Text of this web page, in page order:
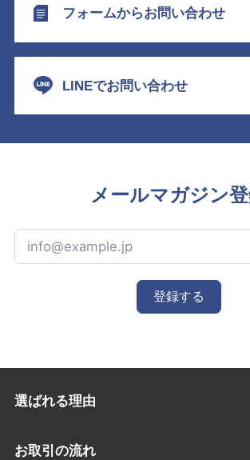
フォームからお問い合わせ
LINEでお問い合わせ
メールマガジン
登録する
選ばれる理由
お取引の流れ